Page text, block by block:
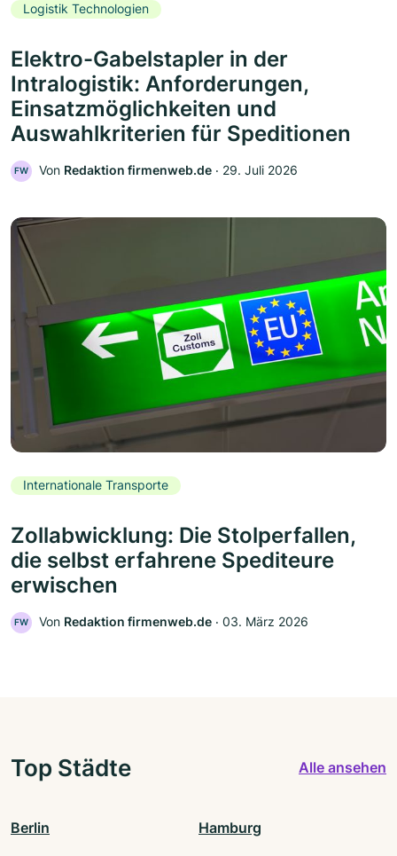
Logistik Technologien
Elektro-Gabelstapler in der
Intralogistik: Anforderungen,
Einsatzmöglichkeiten und
Auswahlkriterien für Speditionen
FW Von Redaktion firmenweb.de ‧ 29. Juli 2026
Internationale Transporte
Zollabwicklung: Die Stolperfallen,
die selbst erfahrene Spediteure
erwischen
FW Von Redaktion firmenweb.de ‧ 03. März 2026
Top Städte Alle ansehen
Berlin Hamburg